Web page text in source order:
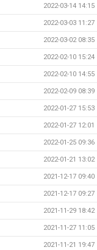
2022-03-14 14:15
2022-03-03 11:27
2022-03-02 08:35
2022-02-10 15:24
2022-02-10 14:55
2022-02-09 08:39
2022-01-27 15:53
2022-01-27 12:01
2022-01-25 09:36
2022-01-21 13:02
2021-12-17 09:40
2021-12-17 09:27
2021-11-29 18:42
2021-11-27 11:05
2021-11-21 19:47